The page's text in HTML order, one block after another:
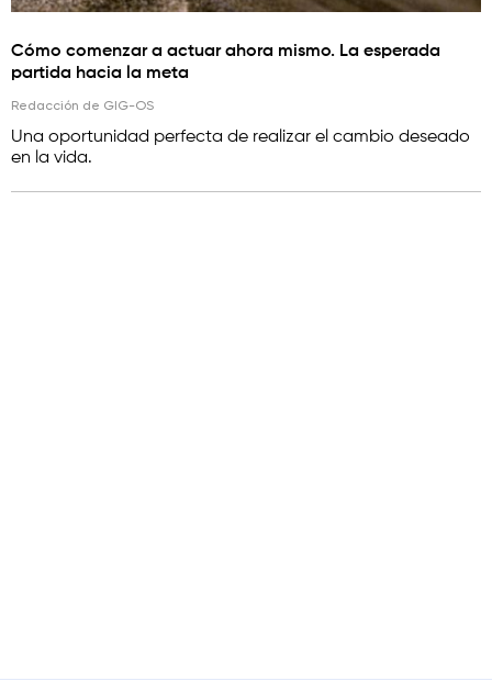
Cómo comenzar a actuar ahora mismo. La esperada
partida hacia la meta
Redacción de GIG-OS
Una oportunidad perfecta de realizar el cambio deseado
en la vida.